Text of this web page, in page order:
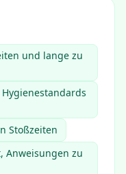
und lange zu
Stoßzeiten
Anweisungen zu